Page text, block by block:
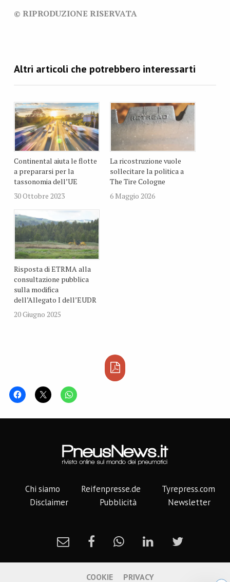
© RIPRODUZIONE RISERVATA
Continental aiuta le flotte
a prepararsi per la
tassonomia dell’UE
30 Ottobre 2023
La ricostruzione vuole
sollecitare la politica a
The Tire Cologne
6 Maggio 2026
Risposta di ETRMA alla
consultazione pubblica
sulla modifica
dell’Allegato I dell’EUDR
20 Giugno 2025
Chi siamo Reifenpresse.de
Tyrepress.com
Disclaimer
Pubblicità Newsletter
COOKIE PRIVACY